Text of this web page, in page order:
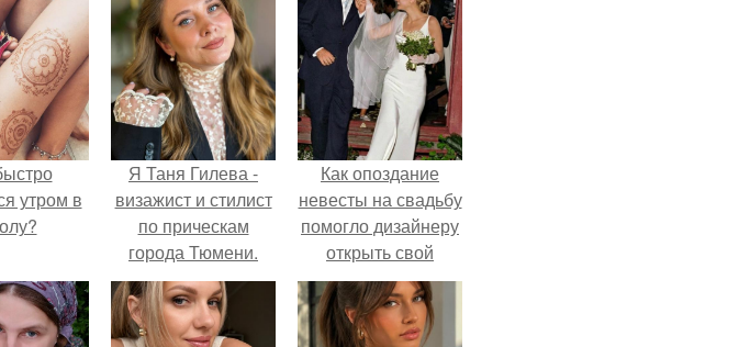
утром в
Я Таня Гилева -
визажист и стилист
по прическам
города Тюмени.
Как опоздание
невесты на свадьбу
помогло дизайнеру
открыть свой
бренд.